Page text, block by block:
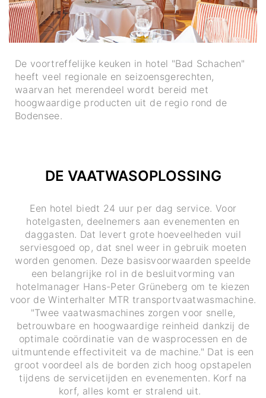
De voortreffelijke keuken in hotel "Bad Schachen"
heeft veel regionale en seizoensgerechten,
waarvan het merendeel wordt bereid met
hoogwaardige producten uit de regio rond de
Bodensee.
DE VAATWASOPLOSSING
Een hotel biedt 24 uur per dag service. Voor
hotelgasten, deelnemers aan evenementen en
daggasten. Dat levert grote hoeveelheden vuil
serviesgoed op, dat snel weer in gebruik moeten
worden genomen. Deze basisvoorwaarden speelde
een belangrijke rol in de besluitvorming van
hotelmanager Hans-Peter Grüneberg om te kiezen
voor de Winterhalter MTR transportvaatwasmachine.
"Twee vaatwasmachines zorgen voor snelle,
betrouwbare en hoogwaardige reinheid dankzij de
optimale coördinatie van de wasprocessen en de
uitmuntende effectiviteit va de machine." Dat is een
groot voordeel als de borden zich hoog opstapelen
tijdens de servicetijden en evenementen. Korf na
korf, alles komt er stralend uit.